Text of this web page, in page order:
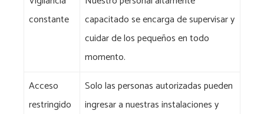
constante
capacitado se encarga de supervisar y
cuidar de los pequeños en todo
momento.
Acceso
restringido
Solo las personas autorizadas pueden
ingresar a nuestras instalaciones y